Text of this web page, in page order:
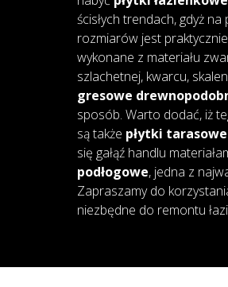
ścisłych trendach, gdyż na
rozmiarów jest
wykonane z materiału
szlachetnej, kwarcu,
gresowe
sposób. Warto dodać, iż
są także płytki
się gałąź handlu
podłogowe, jedna z
Zapraszamy do
niezbędne do remontu